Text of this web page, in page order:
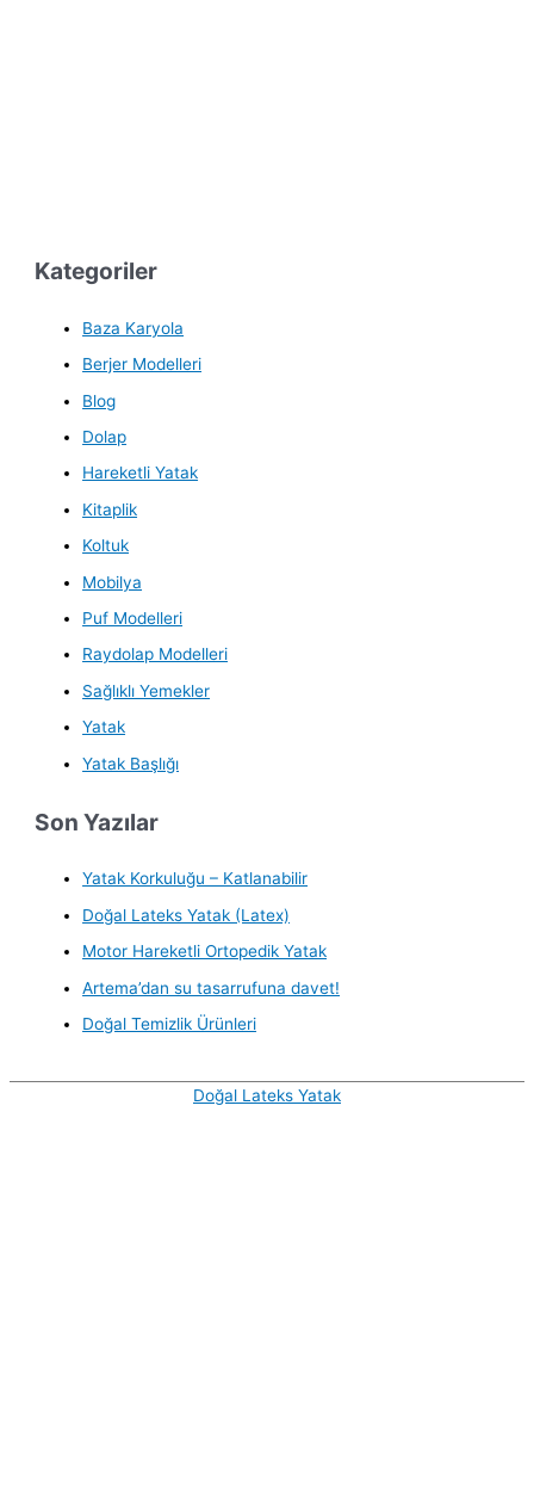
Kategoriler
Baza Karyola
Berjer Modelleri
Blog
Dolap
Hareketli Yatak
Kitaplik
Koltuk
Mobilya
Puf Modelleri
Raydolap Modelleri
Sağlıklı Yemekler
Yatak
Yatak Başlığı
Son Yazılar
Yatak Korkuluğu – Katlanabilir
Doğal Lateks Yatak (Latex)
Motor Hareketli Ortopedik Yatak
Artema’dan su tasarrufuna davet!
Doğal Temizlik Ürünleri
Doğal Lateks Yatak